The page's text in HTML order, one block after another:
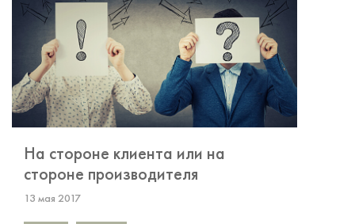
На стороне клиента или на
стороне производителя
13 мая 2017